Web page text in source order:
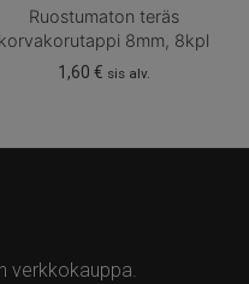
Ruostumaton teräs
korvakorutappi 8mm, 8kpl
1,60 € sis alv.
verkkokauppa.